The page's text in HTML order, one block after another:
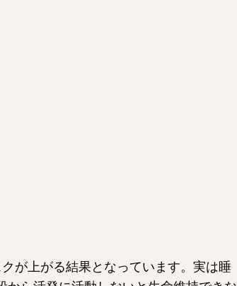
が上がる結果となっています。実は睡